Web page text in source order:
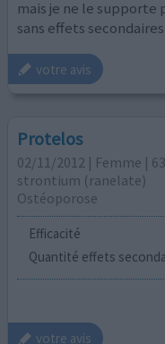
mais je ne le supporte
sans effets secondaires
votre avis
Protelos
02/11/2012 | Femme | 63
strontium (ranelate)
Ostéoporose
Efficacité
Quantité effets
votre avis